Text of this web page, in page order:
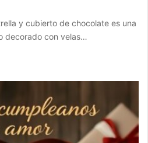
y cubierto de chocolate es una
decorado con velas…